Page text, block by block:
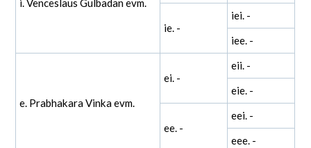
i. Venceslaus Gulbadan evm.
ie. -
iei. -
iee. -
e. Prabhakara Vinka evm.
ei. -
eii. -
eie. -
ee. -
eei. -
eee. -